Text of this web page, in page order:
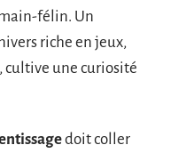
félin. Un
riche en jeux,
cultive une curiosité
doit coller